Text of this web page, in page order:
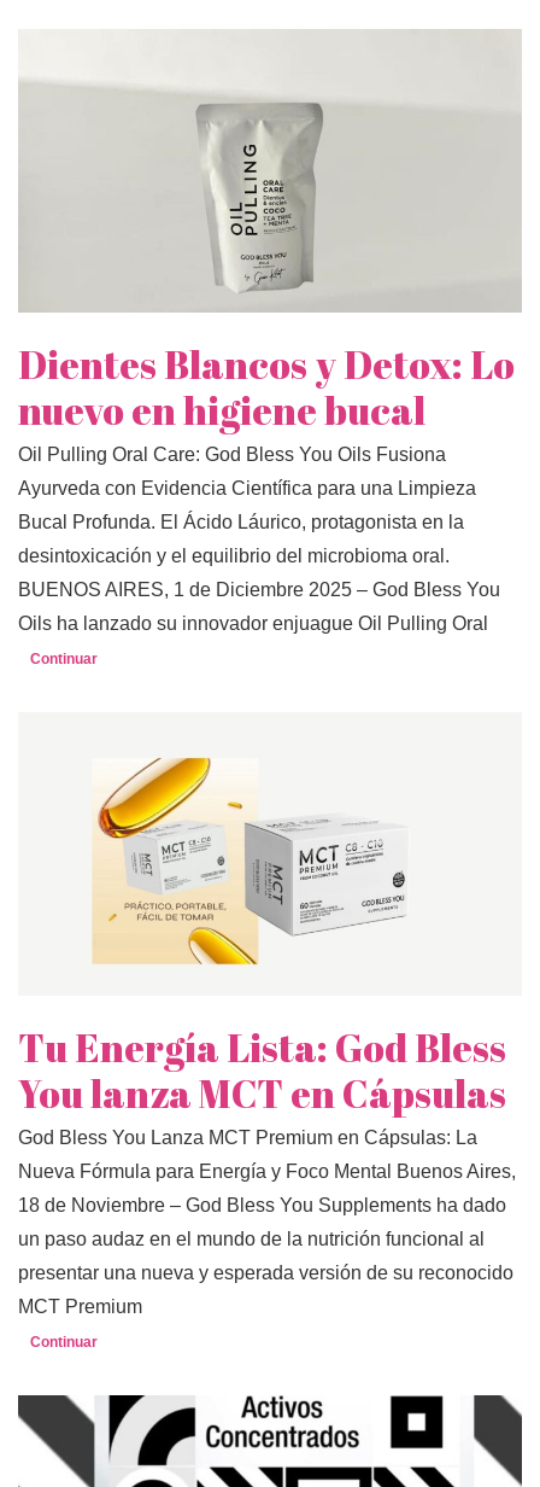
Dientes Blancos y Detox: Lo
nuevo en higiene bucal
Oil Pulling Oral Care: God Bless You Oils Fusiona
Ayurveda con Evidencia Científica para una Limpieza
Bucal Profunda. El Ácido Láurico, protagonista en la
desintoxicación y el equilibrio del microbioma oral.
BUENOS AIRES, 1 de Diciembre 2025 – God Bless You
Oils ha lanzado su innovador enjuague Oil Pulling Oral
Continuar
Tu Energía Lista: God Bless
You lanza MCT en Cápsulas
God Bless You Lanza MCT Premium en Cápsulas: La
Nueva Fórmula para Energía y Foco Mental Buenos Aires,
18 de Noviembre – God Bless You Supplements ha dado
un paso audaz en el mundo de la nutrición funcional al
presentar una nueva y esperada versión de su reconocido
MCT Premium
Continuar